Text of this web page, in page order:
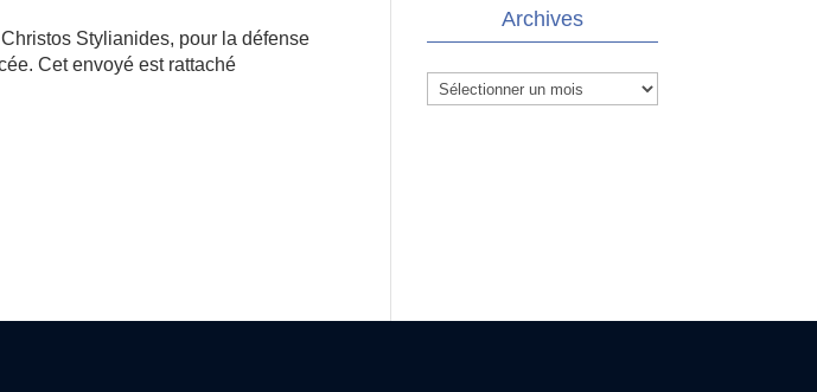
Stylianides, pour la défense
Cet envoyé est rattaché
Archives
Archives